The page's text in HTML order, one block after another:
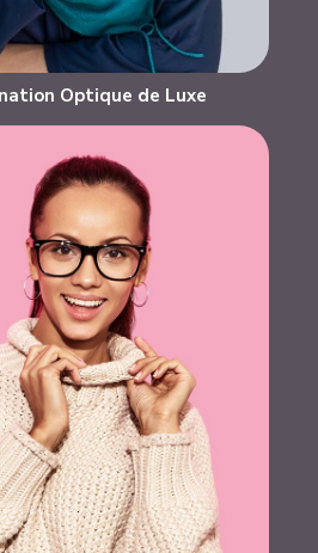
Optique de Luxe